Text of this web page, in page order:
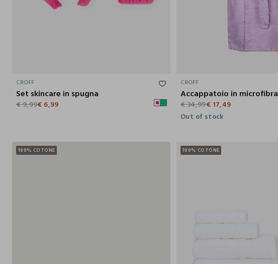
CROFF
Set skincare in spugna
€ 9,99€ 6,99
CROFF
Accappatoio in microfibra
€ 34,99€ 17,49
Out of stock
100% COTONE 100% COTONE